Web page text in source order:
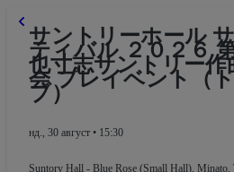
サントリーホール
ティバル ２０２６
也寸志サントリー作
会 プレイベント（
ブ）
нд., 30 август • 15:30
Suntory Hall - Blue Rose (Small Hall), Minato,